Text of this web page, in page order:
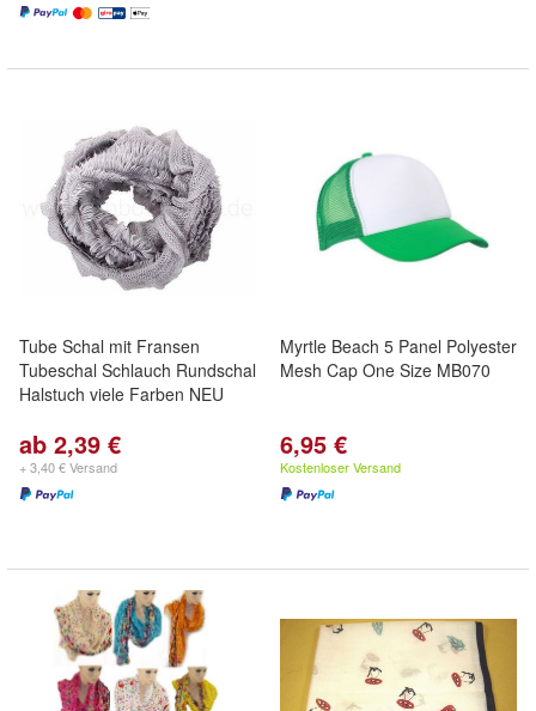
Tube Schal mit Fransen
Tubeschal Schlauch Rundschal
Halstuch viele Farben NEU
ab 2,39 €
+ 3,40 € Versand
Myrtle Beach 5 Panel Polyester
Mesh Cap One Size MB070
6,95 €
Kostenloser Versand